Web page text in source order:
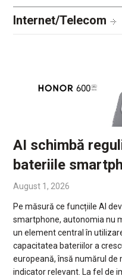
Internet/Telecom
AI schimbă
bateriile
August 1, 2026
Pe măsură ce funcțiile AI
smartphone, autonomia nu
un element central în
capacitatea bateriilor a
europeană, însă numărul de
indicator relevant. La fel de